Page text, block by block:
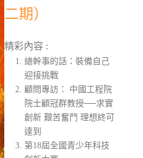
二期）
精彩內容 :
總幹事的話：裝備自己
迎接挑戰
顧問專訪： 中國工程院
院士顧冠群教授──求實
創新 艱苦奮鬥 理想終可
達到
第18屆全國青少年科技